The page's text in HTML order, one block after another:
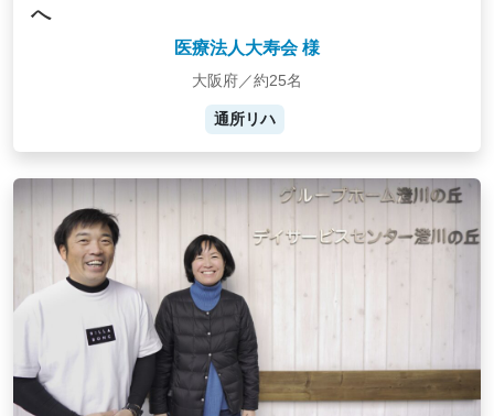
へ
医療法人大寿会 様
大阪府／約25名
通所リハ